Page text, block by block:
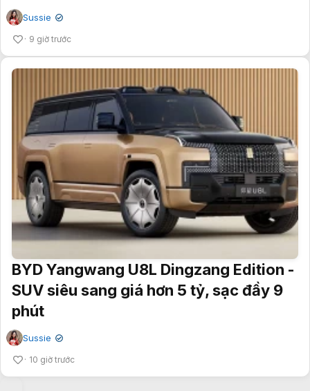
Sussie ✔
9 giờ trước
BYD Yangwang U8L Dingzang Edition -
SUV siêu sang giá hơn 5 tỷ, sạc đầy 9
phút
Sussie ✔
10 giờ trước